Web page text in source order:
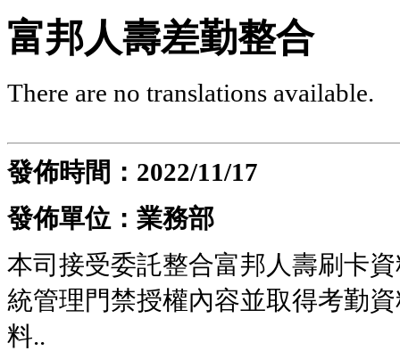
富邦人壽差勤整合
There are no translations available.
發佈時間：2022/11/17
發佈單位：業務部
本司接受委託整合富邦人壽刷卡
統管理門禁授權內容並取得考勤
料..